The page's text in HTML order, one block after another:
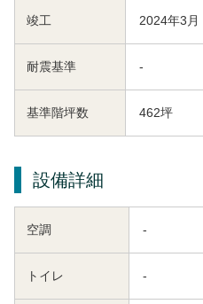
竣工 2024年3月
耐震基準 -
基準階坪数 462坪
設備詳細
空調 -
トイレ -